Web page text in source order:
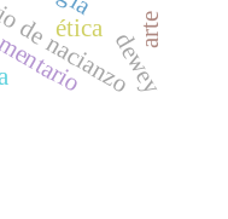
nacianzo
ética
dewey
arte